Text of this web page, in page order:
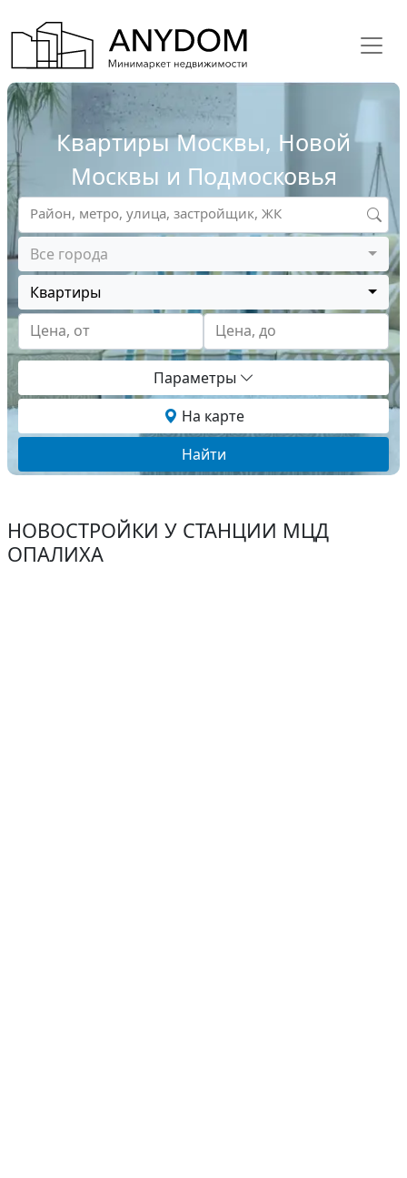
Квартиры Москвы, Новой
Москвы и Подмосковья
Все города
Квартиры
Цена, от
Цена, до
Район, метро, улица, застройщик, ЖК
Параметры
На карте
Найти
НОВОСТРОЙКИ У СТАНЦИИ МЦД
ОПАЛИХА